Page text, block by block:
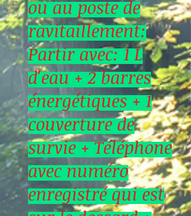
ou au poste de
ravitaillement:
Partir avec: 1 L
d'eau + 2 barres
énergétiques + 1
couverture de
survie + Téléphone
avec numéro
enregistré qui est